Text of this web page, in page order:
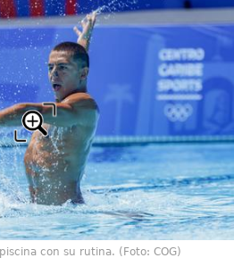
con su rutina. (Foto: COG)